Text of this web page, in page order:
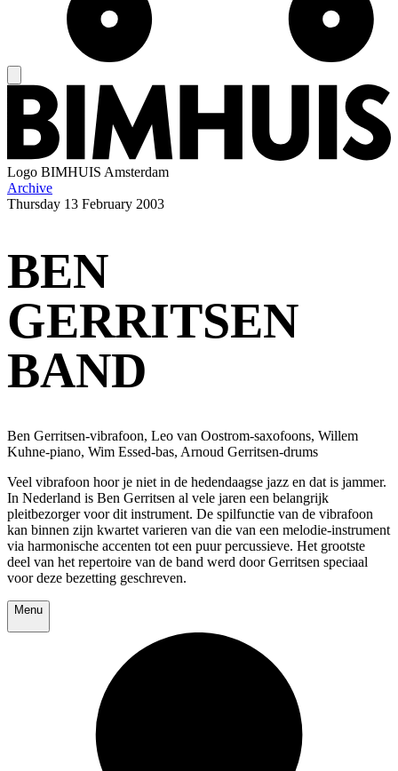
Logo BIMHUIS Amsterdam
Archive
Thursday 13 February 2003
BEN
GERRITSEN
BAND
Ben Gerritsen-vibrafoon, Leo van Oostrom-saxofoons, Willem
Kuhne-piano, Wim Essed-bas, Arnoud Gerritsen-drums
Veel vibrafoon hoor je niet in de hedendaagse jazz en dat is jammer.
In Nederland is Ben Gerritsen al vele jaren een belangrijk
pleitbezorger voor dit instrument. De spilfunctie van de vibrafoon
kan binnen zijn kwartet varieren van die van een melodie-instrument
via harmonische accenten tot een puur percussieve. Het grootste
deel van het repertoire van de band werd door Gerritsen speciaal
voor deze bezetting geschreven.
Menu